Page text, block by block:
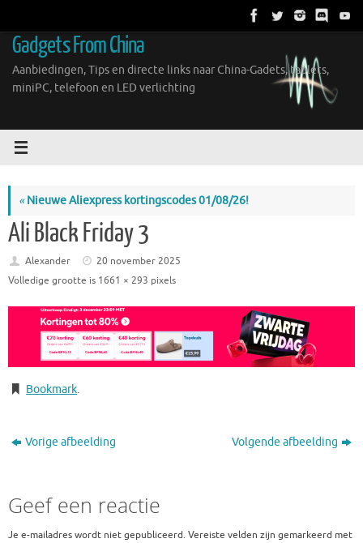
inhoud
Gadgets From China
Aanbiedingen, Tips en directe links naar China-Gadets, tablets,
miniPC, telefoon en LED verlichting
«Nieuwe Aliexpress kortingscodes 01/08/26!
Ali Black Friday 3
Alexander
20 november 2025
Volledige grootte is 1661 × 293 pixels
Bookmark.
Vorige afbeelding Volgende afbeelding
Geef een reactie
Je e-mailadres wordt niet gepubliceerd. Vereiste velden zijn gemarkeerd met